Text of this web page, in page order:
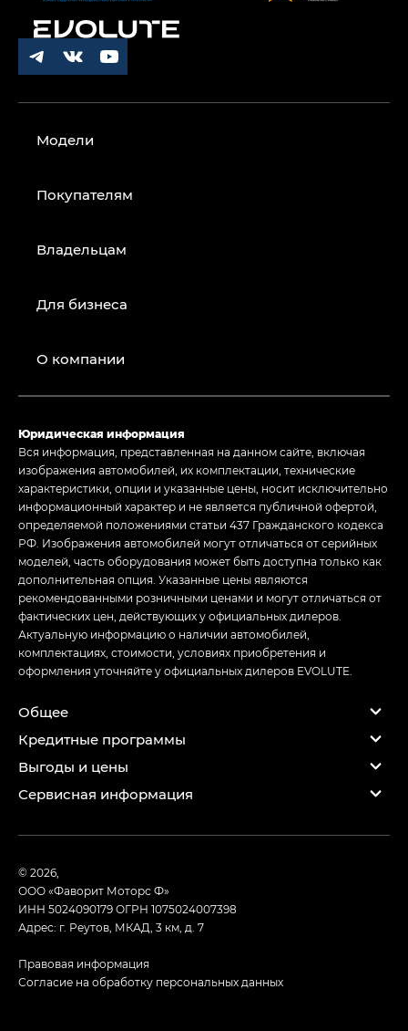
Модели
Покупателям
Владельцам
Для бизнеса
О компании
Юридическая информация
Вся информация, представленная на данном сайте, включая
изображения автомобилей, их комплектации, технические
характеристики, опции и указанные цены, носит исключительно
информационный характер и не является публичной офертой,
определяемой положениями статьи 437 Гражданского кодекса
РФ. Изображения автомобилей могут отличаться от серийных
моделей, часть оборудования может быть доступна только как
дополнительная опция. Указанные цены являются
рекомендованными розничными ценами и могут отличаться от
фактических цен, действующих у официальных дилеров.
Актуальную информацию о наличии автомобилей,
комплектациях, стоимости, условиях приобретения и
оформления уточняйте у официальных дилеров EVOLUTE.
Общее
Кредитные программы
Выгоды и цены
Сервисная информация
© 2026,
ООО «Фаворит Моторс Ф»
ИНН 5024090179ОГРН 1075024007398
Адрес: г. Реутов, МКАД, 3 км, д. 7
Правовая информация
Согласие на обработку персональных данных